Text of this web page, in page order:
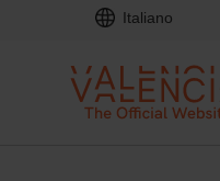
Italiano